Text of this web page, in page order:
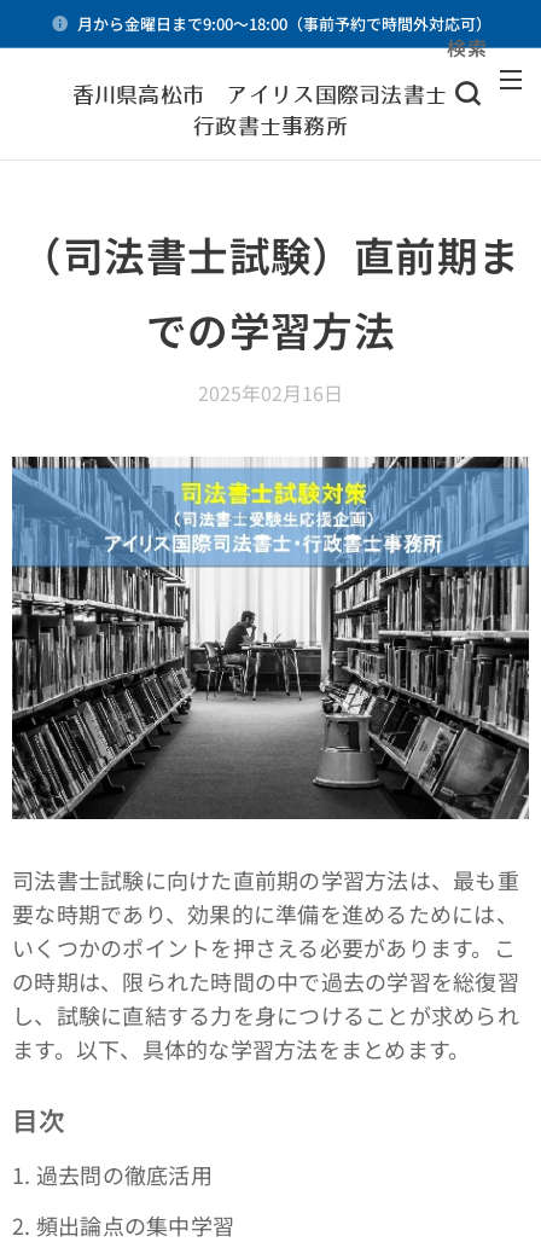
月から金曜日まで9:00～18:00（事前予約で時間外対応可）
香川県高松市 アイリス国際司法書士・
行政書士事務所
検索
（司法書士試験）直前期ま
での学習方法
2025年02月16日
司法書士試験に向けた直前期の学習方法は、最も重
要な時期であり、効果的に準備を進めるためには、
いくつかのポイントを押さえる必要があります。こ
の時期は、限られた時間の中で過去の学習を総復習
し、試験に直結する力を身につけることが求められ
ます。以下、具体的な学習方法をまとめます。
目次
1. 過去問の徹底活用
2. 頻出論点の集中学習